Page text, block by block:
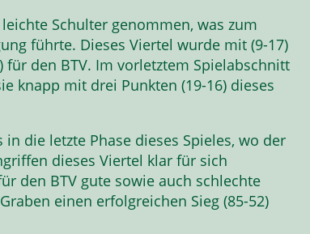
Schulter genommen, was zum
führte. Dieses Viertel wurde mit (9-17)
den BTV. Im vorletztem Spielabschnitt
knapp mit drei Punkten (19-16) dieses
die letzte Phase dieses Spieles, wo der
dieses Viertel klar für sich
den BTV gute sowie auch schlechte
einen erfolgreichen Sieg (85-52)